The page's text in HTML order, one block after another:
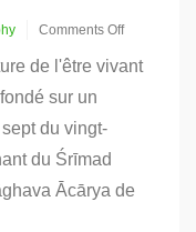
Comments Off
L’ontologie
du
jiva.
Partie
de l'être vivant
sur un
du vingt-
du Śrīmad
Ācārya de